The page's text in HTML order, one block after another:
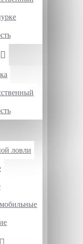
ловли